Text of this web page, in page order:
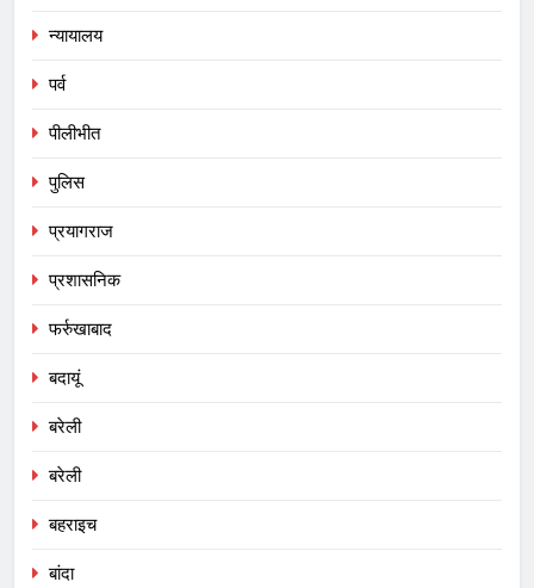
न्यायालय
पर्व
पीलीभीत
पुलिस
प्रयागराज
प्रशासनिक
फर्रुखाबाद
बदायूं
बरेली
बरेली
बहराइच
बांदा